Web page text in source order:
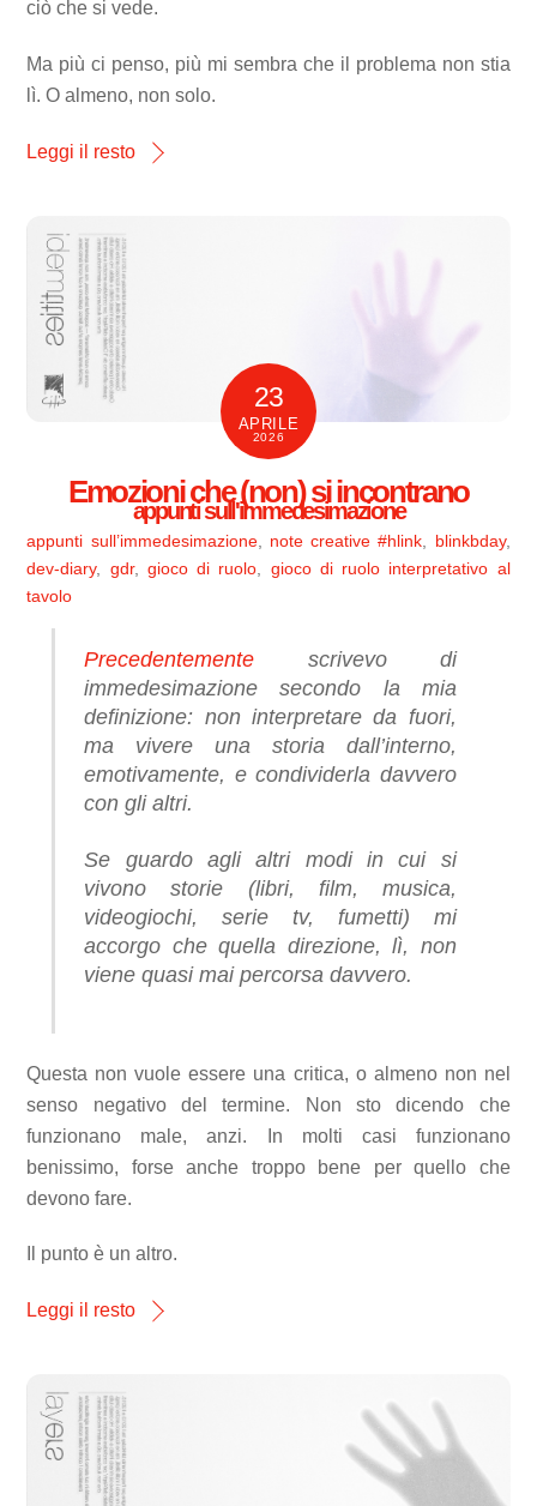
ciò che si vede.
Ma più ci penso, più mi sembra che il problema non stia
lì. O almeno, non solo.
Leggi il resto
23
APRILE
2026
Emozioni che (non) si incontrano
appunti sull'immedesimazione
appunti sull’immedesimazione, note creative #hlink, blinkbday,
dev-diary, gdr, gioco di ruolo, gioco di ruolo interpretativo al
tavolo
Precedentemente scrivevo di
immedesimazione secondo la mia
definizione: non interpretare da fuori,
ma vivere una storia dall’interno,
emotivamente, e condividerla davvero
con gli altri.
Se guardo agli altri modi in cui si
vivono storie (libri, film, musica,
videogiochi, serie tv, fumetti) mi
accorgo che quella direzione, lì, non
viene quasi mai percorsa davvero.
Questa non vuole essere una critica, o almeno non nel
senso negativo del termine. Non sto dicendo che
funzionano male, anzi. In molti casi funzionano
benissimo, forse anche troppo bene per quello che
devono fare.
Il punto è un altro.
Leggi il resto